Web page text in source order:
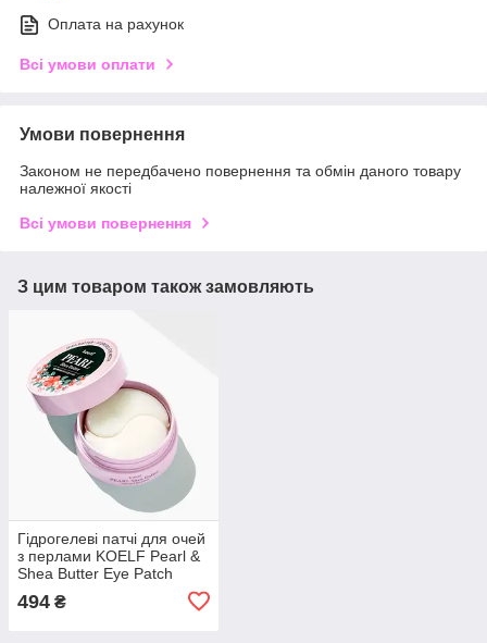
Оплата на рахунок
Всі умови оплати
Умови повернення
Законом не передбачено повернення та обмін даного товару
належної якості
Всі умови повернення
З цим товаром також замовляють
Гідрогелеві патчі для очей
з перлами KOELF Pearl &
Shea Butter Eye Patch
494 ₴